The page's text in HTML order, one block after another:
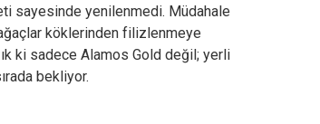
sayesinde yenilenmedi. Müdahale
köklerinden filizlenmeye
ki sadece Alamos Gold değil; yerli
bekliyor.